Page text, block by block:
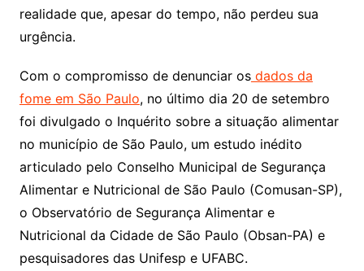
realidade que, apesar do tempo, não perdeu sua
urgência.
Com o compromisso de denunciar osdados da
fome em São Paulo, no último dia 20 de setembro
foi divulgado o Inquérito sobre a situação alimentar
no município de São Paulo, um estudo inédito
articulado pelo Conselho Municipal de Segurança
Alimentar e Nutricional de São Paulo (Comusan-SP),
o Observatório de Segurança Alimentar e
Nutricional da Cidade de São Paulo (Obsan-PA) e
pesquisadores das Unifesp e UFABC.